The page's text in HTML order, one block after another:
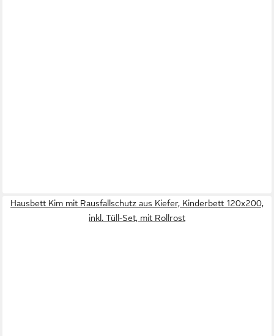
Hausbett Kim mit Rausfallschutz aus Kiefer, Kinderbett 120x200,
inkl. Tüll-Set, mit Rollrost